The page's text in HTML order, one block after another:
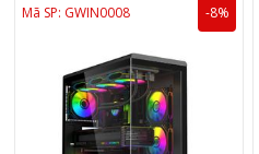
Mã SP: GWIN0008 -8%